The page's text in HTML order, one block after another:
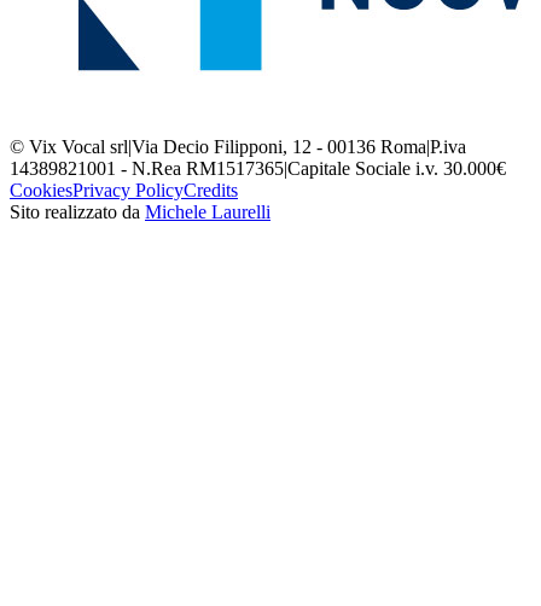
© Vix Vocal srl|Via Decio Filipponi, 12 - 00136 Roma|P.iva
14389821001 - N.Rea RM1517365|Capitale Sociale i.v. 30.000€
CookiesPrivacy PolicyCredits
Sito realizzato da Michele Laurelli